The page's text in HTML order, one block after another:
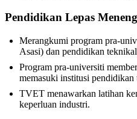
Pendidikan Lepas
Merangkumi program pra-
Asasi) dan pendidikan
Program pra-universiti
memasuki institusi pendidikan
TVET menawarkan latihan
keperluan industri.